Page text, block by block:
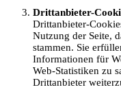
Drittanbieter-
Drittanbieter-
Nutzung der Seite,
stammen. Sie
Informationen für
Web-Statistiken zu
Drittanbieter